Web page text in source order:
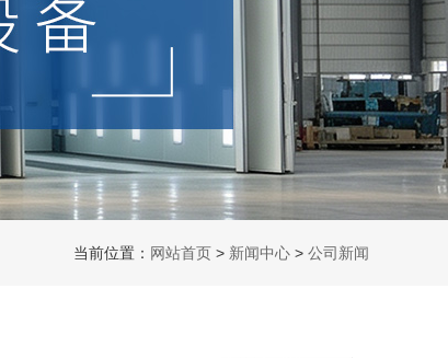
当前位置： 网站首页 > 新闻中心 > 公司新闻